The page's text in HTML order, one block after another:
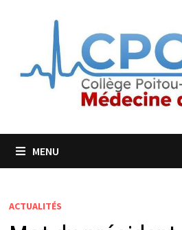
MENU
ACTUALITÉS